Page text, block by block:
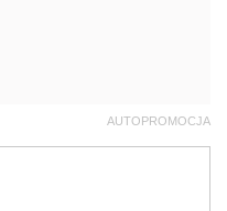
AUTOPROMOCJA